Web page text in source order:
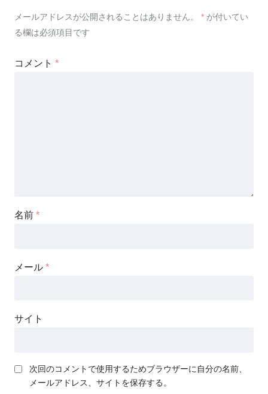
メールアドレスが公開されることはありません。 * が付いてい
る欄は必須項目です
コメント *
名前 *
メール *
サイト
次回のコメントで使用するためブラウザーに自分の名前、
メールアドレス、サイトを保存する。